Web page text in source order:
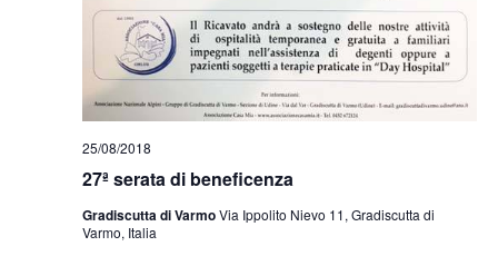
27ª serata di beneficenza
25/08/2018
Gradiscutta di VarmoVia Ippolito Nievo 11, Gradiscutta di
Varmo, Italia